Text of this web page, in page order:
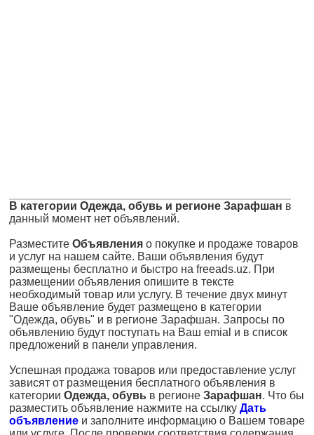
В категории Одежда, обувь и регионе Зарафшан в
данный момент нет объявлений.
Разместите Объявления о покупке и продаже товаров
и услуг на нашем сайте. Ваши объявления будут
размещены бесплатно и быстро на freeads.uz. При
размещении объявления опишите в тексте
необходимый товар или услугу. В течение двух минут
Ваше объявление будет размещено в категории
"Одежда, обувь" и в регионе Зарафшан. Запросы по
объявлению будут поступать на Ваш emial и в список
предложений в панели управления.
Успешная продажа товаров или предоставление услуг
зависят от размещения бесплатного объявления в
категории Одежда, обувь в регионе Зарафшан. Что бы
разместить объявление нажмите на ссылку Дать
объявление и заполните информацию о Вашем товаре